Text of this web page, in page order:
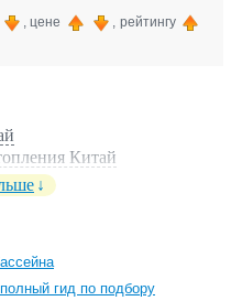
, цене , рейтингу
Китай
гид по подбору